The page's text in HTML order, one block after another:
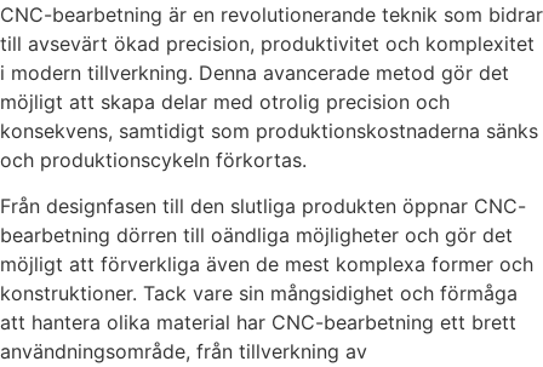
CNC-bearbetning är en revolutionerande teknik som bidrar
till avsevärt ökad precision, produktivitet och komplexitet
i modern tillverkning. Denna avancerade metod gör det
möjligt att skapa delar med otrolig precision och
konsekvens, samtidigt som produktionskostnaderna sänks
och produktionscykeln förkortas.
Från designfasen till den slutliga produkten öppnar CNC-
bearbetning dörren till oändliga möjligheter och gör det
möjligt att förverkliga även de mest komplexa former och
konstruktioner. Tack vare sin mångsidighet och förmåga
att hantera olika material har CNC-bearbetning ett brett
användningsområde, från tillverkning av